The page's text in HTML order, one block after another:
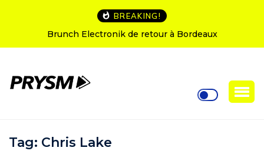
BREAKING!
L’Amnesia Ibiza fête ses 50 ans : le programme des
soirées d’ouverture
Tag: Chris Lake